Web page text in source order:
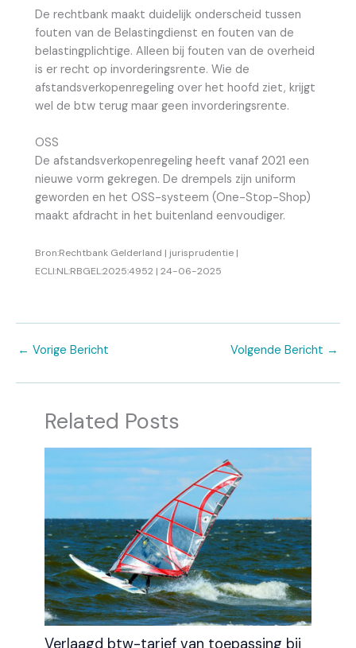
De rechtbank maakt duidelijk onderscheid tussen
fouten van de Belastingdienst en fouten van de
belastingplichtige. Alleen bij fouten van de overheid
is er recht op invorderingsrente. Wie de
afstandsverkopenregeling over het hoofd ziet, krijgt
wel de btw terug maar geen invorderingsrente.
OSS
De afstandsverkopenregeling heeft vanaf 2021 een
nieuwe vorm gekregen. De drempels zijn uniform
geworden en het OSS-systeem (One-Stop-Shop)
maakt afdracht in het buitenland eenvoudiger.
Bron:Rechtbank Gelderland | jurisprudentie |
ECLI:NL:RBGEL:2025:4952 | 24-06-2025
← Vorige Bericht Volgende Bericht →
Related Posts